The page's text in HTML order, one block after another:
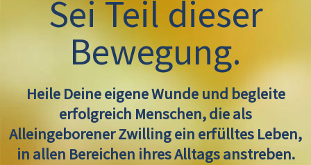
Sei Teil dieser
Bewegung.
Heile Deine eigene Wunde und begleite
erfolgreich Menschen, die als
Alleingeborener Zwilling ein erfülltes Leben,
in allen Bereichen ihres Alltags anstreben.